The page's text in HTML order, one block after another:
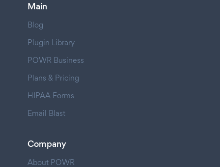
Main
Blog
Plugin Library
POWR Business
Plans & Pricing
HIPAA Forms
Email Blast
Company
About POWR